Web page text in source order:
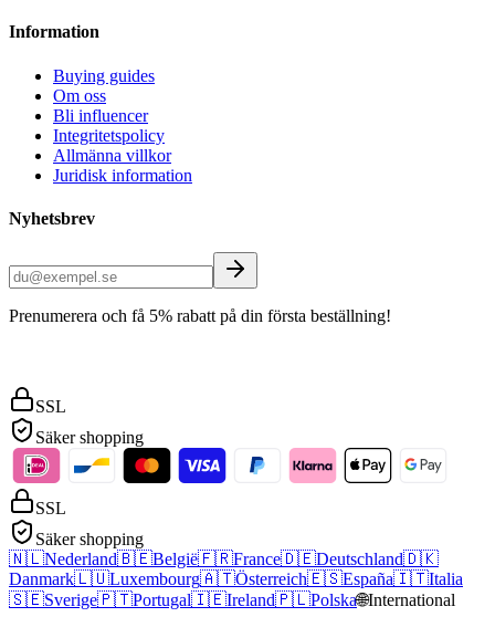
Information
Buying guides
Om oss
Bli influencer
Integritetspolicy
Allmänna villkor
Juridisk information
Nyhetsbrev
Prenumerera och få 5% rabatt på din första beställning!
SSL
Säker shopping
SSL
Säker shopping
🇳🇱Nederland🇧🇪België🇫🇷France🇩🇪Deutschland🇩🇰
Danmark🇱🇺Luxembourg🇦🇹Österreich🇪🇸España🇮🇹Italia
🇸🇪Sverige🇵🇹Portugal🇮🇪Ireland🇵🇱Polska🌐International